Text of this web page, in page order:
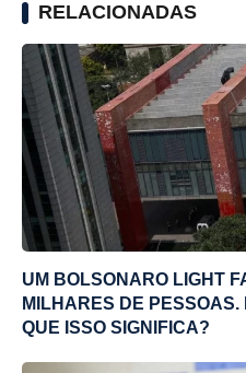
RELACIONADAS
UM BOLSONARO LIGHT
MILHARES DE
QUE ISSO SIGNIFICA?